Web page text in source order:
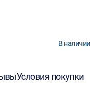
В наличии
Условия покупки